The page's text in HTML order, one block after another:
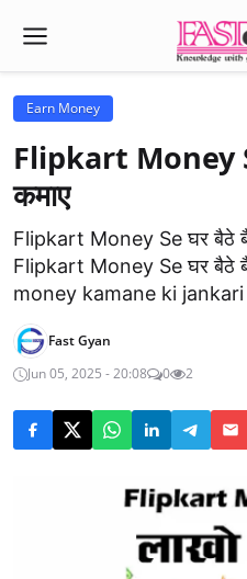
Earn Money
Flipkart Money
कमाए
Flipkart Money Se घर बैठे
Flipkart Money Se घर बैठे
money kamane ki
Fast Gyan
Jun 05, 2025 - 20:08
0 2